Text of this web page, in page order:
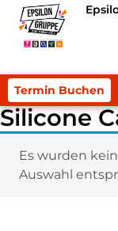
Termin Buchen
Silicone
Es wurden
Auswahl